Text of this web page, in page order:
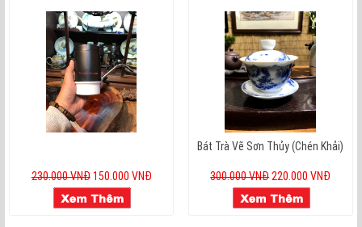
230.000 VNĐ 150.000 VNĐ
Bát Trà Vẽ Sơn Thủy (Chén Khải)
300.000 VNĐ220.000 VNĐ